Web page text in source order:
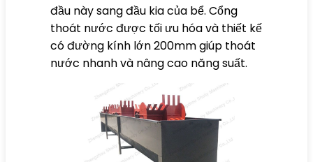
đầu này sang đầu kia của bể. Cổng
thoát nước được tối ưu hóa và thiết kế
có đường kính lớn 200mm giúp thoát
nước nhanh và nâng cao năng suất.